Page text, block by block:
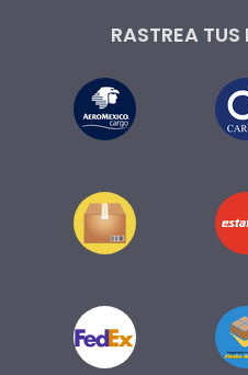
RASTREA TUS